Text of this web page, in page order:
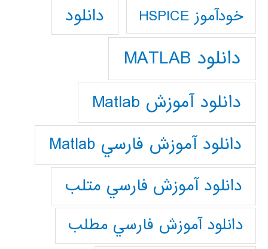
خودآموز HSPICE دانلود
دانلود MATLAB
دانلود آموزش Matlab
دانلود آموزش فارسي Matlab
دانلود آموزش فارسي متلب
دانلود آموزش فارسي مطلب